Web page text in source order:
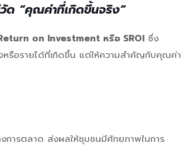
ด “คุณค่าที่เกิดขึ้นจริง”
on Investment หรือ SROI ซึ่ง
หรือรายได้ที่เกิดขึ้น แต่ให้ความสำคัญกับคุณค่า
ารตลาด ส่งผลให้ชุมชนมีศักยภาพในการ